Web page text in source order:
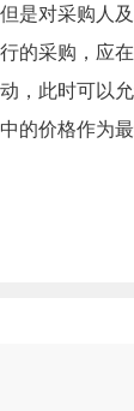
是对采购人
采购，应在
，此时可以
的价格作为